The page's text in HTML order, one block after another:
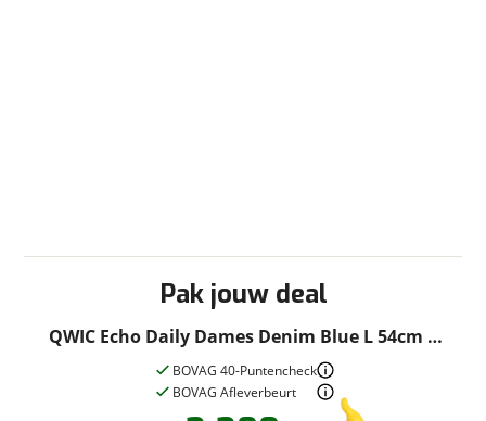
Pak jouw deal
QWIC Echo Daily Dames Denim Blue L 54cm L
2025
BOVAG 40-Puntencheck
BOVAG Afleverbeurt